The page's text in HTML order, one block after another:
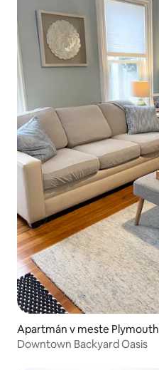
Apartmán v meste Plymouth
Downtown Backyard Oasis